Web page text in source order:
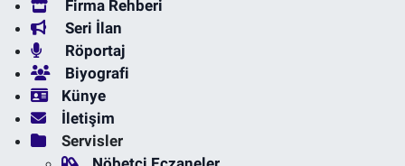
Firma Rehberi
Seri İlan
Röportaj
Biyografi
Künye
İletişim
Servisler